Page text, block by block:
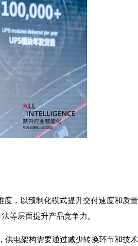
，以预制化模式提升交付速度和质
等层面提升产品竞争力。
供电架构需要通过减少转换环节和技